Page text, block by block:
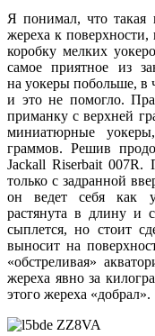
Я понимал, что такая
жереха к
коробку мелких
самое приятное из
на уокеры побольше, в
и это не помогло.
приманку с верхней
миниатюрныеуокеры
граммов. Решив
Jackall Riserbait
только с задранной
он ведет себя как
растянута в длину и
сыплется, но стоит
выносит на
«обстреливая»
жереха явно за
этого жереха «добрал».